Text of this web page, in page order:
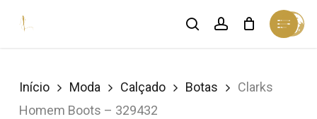
searchaccount
Menu
Close
Cart
Início Moda Calçado Botas
Clarks
Homem Boots – 329432